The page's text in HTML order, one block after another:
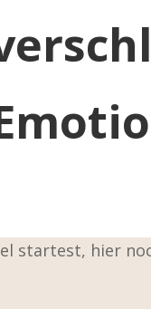
startest, hier